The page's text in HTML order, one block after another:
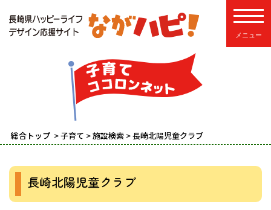
総合トップ >子育て >施設検索 > 長崎北陽児童クラブ
長崎北陽児童クラブ